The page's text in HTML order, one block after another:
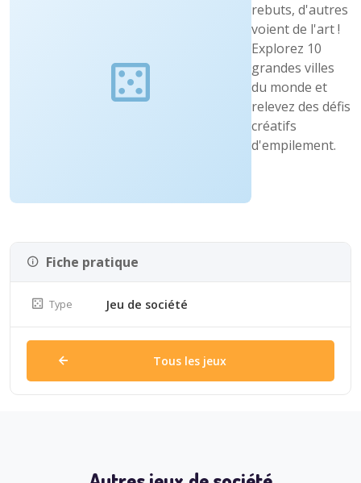
rebuts, d'autres
voient de l'art !
Explorez 10
grandes villes
du monde et
relevez des défis
créatifs
d'empilement.
Fiche pratique
Type Jeu de société
Tous les jeux